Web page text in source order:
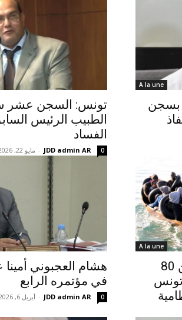
A la une
بسجن
تونس: السجن عشر
الطبيب الرئيس
الفساد
JDD admin AR
- مايو 22, 2026 0
A la une
غرق مركب قبالة ليبيا: أكثر من 80
هشام العجبوني أمينا
في مؤتمره الرابع
JDD admin AR
- أبريل 6, 2026 0